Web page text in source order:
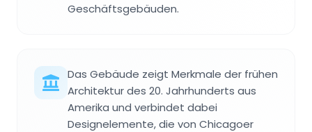
Geschäftsgebäuden.
Das Gebäude zeigt Merkmale der frühen
Architektur des 20. Jahrhunderts aus
Amerika und verbindet dabei
Designelemente, die von Chicagoer